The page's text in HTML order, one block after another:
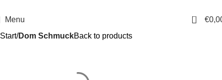
Menu 0 €
Start Dom SchmuckBack to products